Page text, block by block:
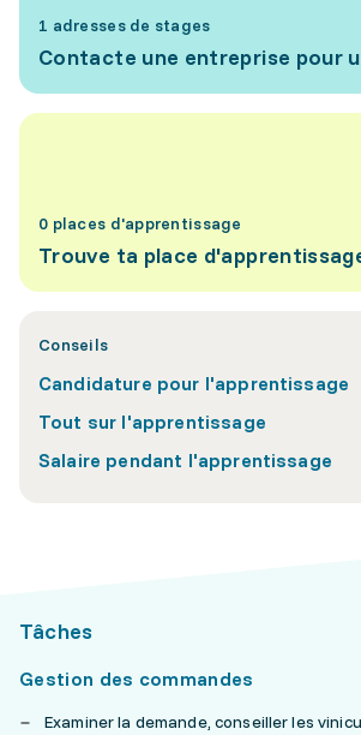
1 adresses de stages
Contacte une entreprise pour
0 places d'apprentissage
Trouve ta place
Conseils
Candidature pour l'apprentissage
Tout sur l'apprentissage
Salaire pendant l'apprentissage
Tâches
Gestion des commandes
Examiner la demande, conseiller les